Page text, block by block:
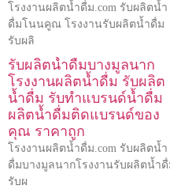
โรงงานผลิตน้ำดื่ม.com รับผลิตน้ำ
ดื่มโนนคูณ โรงงานรับผลิตน้ำดื่ม
รับผลิ
รับผลิตน้ำดื่มบางมูลนาก
โรงงานผลิตน้ำดื่ม รับผลิต
น้ำดื่ม รับทำแบรนด์น้ำดื่ม
ผลิตน้ำดื่มติดแบรนด์ของ
คุณ ราคาถูก
โรงงานผลิตน้ำดื่ม.com รับผลิตน้ำ
ดื่มบางมูลนากโรงงานรับผลิตน้ำดื่
รับผ